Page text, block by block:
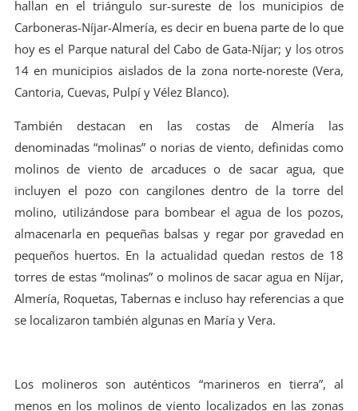
hallan en el triángulo sur-sureste de los municipios de
Carboneras-Níjar-Almería, es decir en buena parte de lo que
hoy es el Parque natural del Cabo de Gata-Níjar; y los otros
14 en municipios aislados de la zona norte-noreste (Vera,
Cantoria, Cuevas, Pulpí y Vélez Blanco).
También destacan en las costas de Almería las
denominadas “molinas” o norias de viento, definidas como
molinos de viento de arcaduces o de sacar agua, que
incluyen el pozo con cangilones dentro de la torre del
molino, utilizándose para bombear el agua de los pozos,
almacenarla en pequeñas balsas y regar por gravedad en
pequeños huertos. En la actualidad quedan restos de 18
torres de estas “molinas” o molinos de sacar agua en Níjar,
Almería, Roquetas, Tabernas e incluso hay referencias a que
se localizaron también algunas en María y Vera.
Los molineros son auténticos “marineros en tierra”, al
menos en los molinos de viento localizados en las zonas